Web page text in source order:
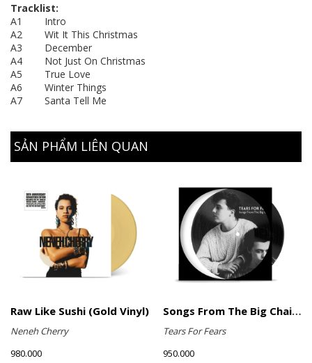
Tracklist:
A1 Intro
A2 Wit It This Christmas
A3 December
A4 Not Just On Christmas
A5 True Love
A6 Winter Things
A7 Santa Tell Me
SẢN PHẨM LIÊN QUAN
Raw Like Sushi (Gold Vinyl)
Neneh Cherry
980.000
Songs From The Big Chair (Picture Disc)
Tears For Fears
950.000